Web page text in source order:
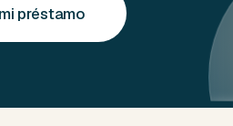
préstamo